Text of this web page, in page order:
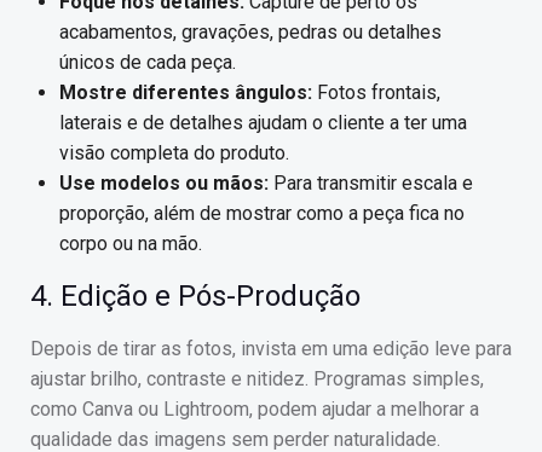
acabamentos, gravações, pedras ou detalhes
únicos de cada peça.
Mostre diferentes ângulos: Fotos frontais,
laterais e de detalhes ajudam o cliente a ter uma
visão completa do produto.
Use modelos ou mãos: Para transmitir escala e
proporção, além de mostrar como a peça fica no
corpo ou na mão.
4. Edição e Pós-Produção
Depois de tirar as fotos, invista em uma edição leve para
ajustar brilho, contraste e nitidez. Programas simples,
como Canva ou Lightroom, podem ajudar a melhorar a
qualidade das imagens sem perder naturalidade.